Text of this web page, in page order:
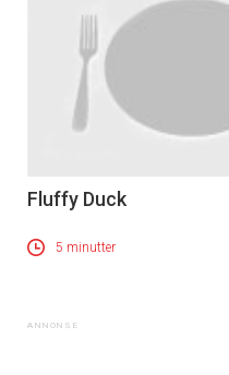
Fluffy Duck
5 minutter